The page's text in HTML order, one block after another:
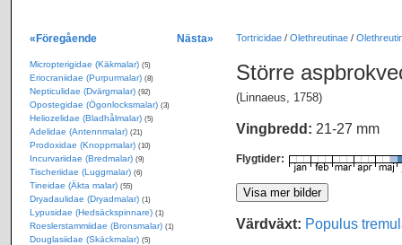
Tortricidae/ Olethreutinae/
Större
(Linnaeus, 1758)
Vingbredd: 21-27 mm
Flygtider:
Värdväxt: Populus
«Föregående Nästa»
Micropterigidae (Käkmalar) (5)
Eriocraniidae (Purpurmalar) (8)
Nepticulidae (Dvärgmalar) (92)
Opostegidae (Ögonlocksmalar) (3)
Heliozelidae (Bladhålmalar) (5)
Adelidae (Antennmalar) (21)
Prodoxidae (Knoppmalar) (10)
Incurvariidae (Bredmalar) (9)
Tischeriidae (Luggmalar) (6)
Tineidae (Äkta malar) (55)
Dryadaulidae (Dryadmalar) (1)
Lypusidae (Hedsäckspinnare) (1)
Roeslerstammiidae (Bronsmalar) (1)
Douglasiidae (Skäckmalar) (5)